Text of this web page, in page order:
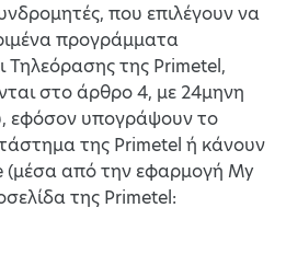
που επιλέγουν να
προγράμματα
της Primetel,
στο άρθρο 4, με 24μηνη
εφόσον υπογράψουν το
της Primetel ή κάνουν
(μέσα από την εφαρμογή My
της Primetel: